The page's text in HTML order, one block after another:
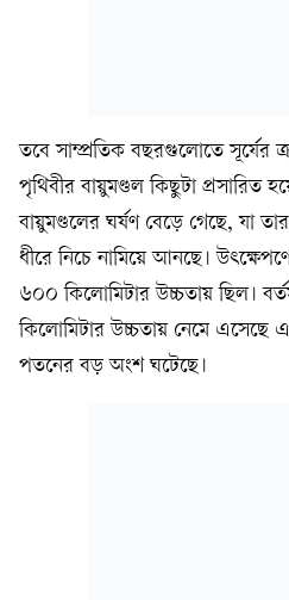
তবে সাম্প্রতিক বছরগুলোতে সূর্যের
পৃথিবীর বায়ুমণ্ডল কিছুটা
বায়ুমণ্ডলের ঘর্ষণ বেড়ে গেছে, যা
ধীরে নিচে নামিয়ে আনছে।
৬০০ কিলোমিটার উচ্চতায় ছিল।
কিলোমিটার উচ্চতায় নেমে
পতনের বড় অংশ ঘটেছে।